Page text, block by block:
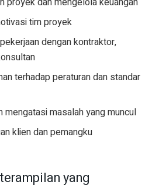
tim proyek
dengan kontraktor,
terhadap peraturan dan standar
mengatasi masalah yang muncul
klien dan pemangku
yang